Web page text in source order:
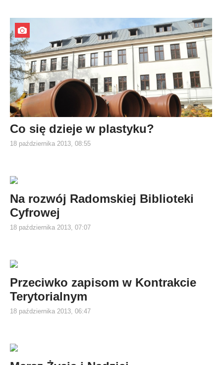
Co się dzieje w plastyku?
18 października 2013, 08:55
Na rozwój Radomskiej Biblioteki
Cyfrowej
18 października 2013, 07:07
Przeciwko zapisom w Kontrakcie
Terytorialnym
18 października 2013, 06:47